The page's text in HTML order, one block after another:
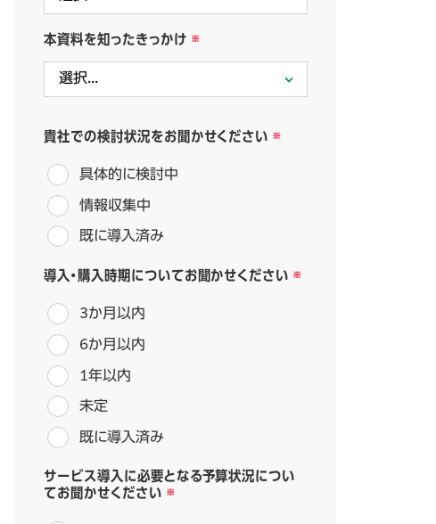
本資料を知ったきっかけ
貴社での検討状況をお聞かせください
具体的に検討中
情報収集中
既に導入済み
導入・購入時期についてお聞かせください
3か月以内
6か月以内
1年以内
未定
既に導入済み
サービス導入に必要となる予算状況につい
てお聞かせください